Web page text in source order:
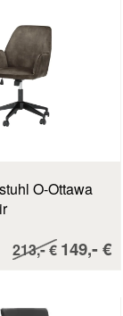
O-Ottawa
Regulärer Preis:
213,-€ 149,- €